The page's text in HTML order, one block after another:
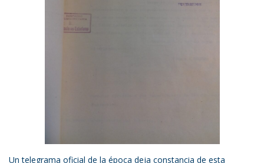
Un telegrama oficial de la época deja constancia de esta